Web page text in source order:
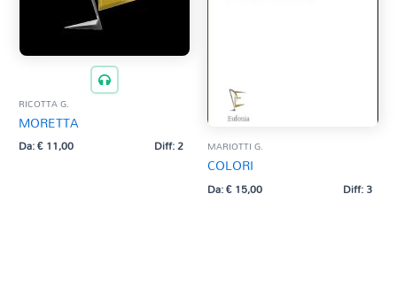
RICOTTA G.
MORETTA
Da:€11,00 Diff: 2 MARIOTTI G.
COLORI
Da:€15,00 Diff: 3